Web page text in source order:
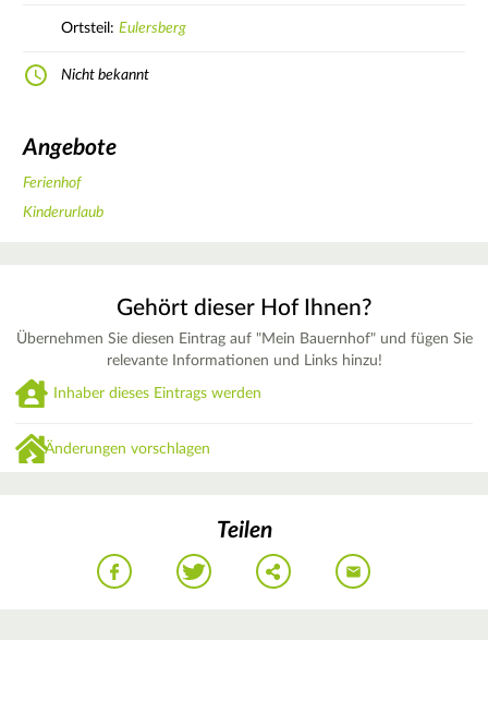
Ortsteil: Eulersberg
Nicht bekannt
Angebote
Ferienhof
Kinderurlaub
Gehört dieser Hof Ihnen?
Übernehmen Sie diesen Eintrag auf "Mein Bauernhof" und fügen Sie
relevante Informationen und Links hinzu!
Inhaber dieses Eintrags werden
Änderungen vorschlagen
Teilen